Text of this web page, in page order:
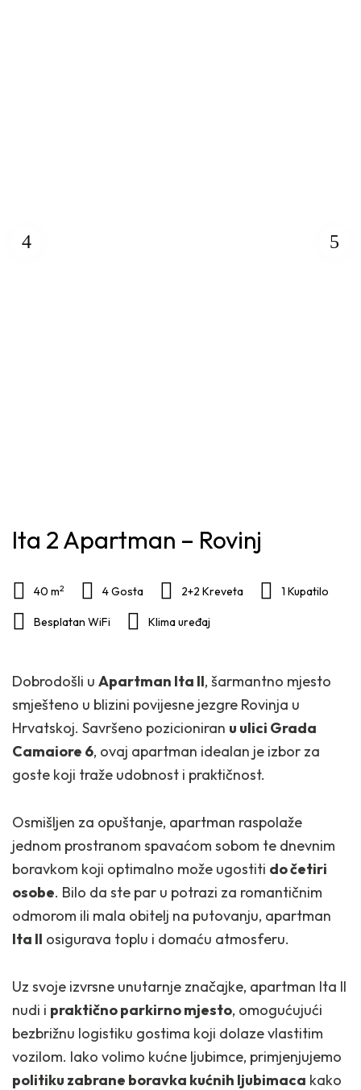
Ita 2 Apartman – Rovinj
40 m2 4 Gosta 2+2 Kreveta 1 Kupatilo
Besplatan WiFi Klima uređaj
Dobrodošli u Apartman Ita II, šarmantno mjesto
smješteno u blizini povijesne jezgre Rovinja u
Hrvatskoj. Savršeno pozicioniran u ulici Grada
Camaiore 6, ovaj apartman idealan je izbor za
goste koji traže udobnost i praktičnost.
Osmišljen za opuštanje, apartman raspolaže
jednom prostranom spavaćom sobom te dnevnim
boravkom koji optimalno može ugostiti do četiri
osobe. Bilo da ste par u potrazi za romantičnim
odmorom ili mala obitelj na putovanju, apartman
Ita II osigurava toplu i domaću atmosferu.
Uz svoje izvrsne unutarnje značajke, apartman Ita II
nudi i praktično parkirno mjesto, omogućujući
bezbrižnu logistiku gostima koji dolaze vlastitim
vozilom. Iako volimo kućne ljubimce, primjenjujemo
politiku zabrane boravka kućnih ljubimaca kako